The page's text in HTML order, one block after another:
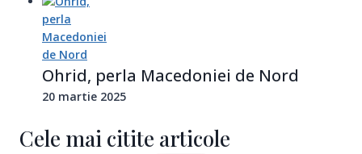
Ohrid, perla Macedoniei de Nord
20 martie 2025
Cele mai citite articole